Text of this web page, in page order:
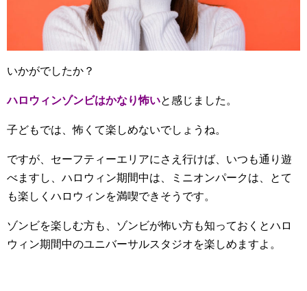
いかがでしたか？
ハロウィンゾンビはかなり怖いと感じました。
子どもでは、怖くて楽しめないでしょうね。
ですが、セーフティーエリアにさえ行けば、いつも通り遊
べますし、ハロウィン期間中は、ミニオンパークは、とて
も楽しくハロウィンを満喫できそうです。
ゾンビを楽しむ方も、ゾンビが怖い方も知っておくとハロ
ウィン期間中のユニバーサルスタジオを楽しめますよ。